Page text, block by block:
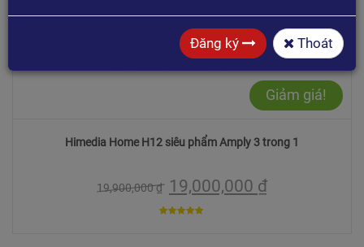
Giảm giá!
Himedia Home H12 siêu phẩm Amply 3 trong 1
19,900,000₫ 19,000,000 ₫
Đăng ký Thoát